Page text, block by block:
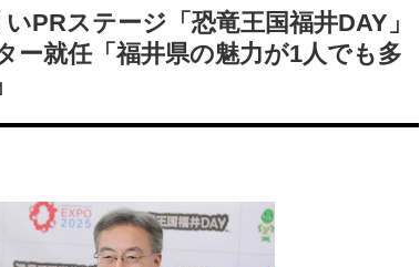
PRステージ「恐竜王国福井DAY」
ー就任「福井県の魅力が1人でも多